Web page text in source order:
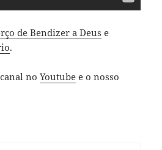
de Bendizer a Deus e
.
noYoutube e o nosso